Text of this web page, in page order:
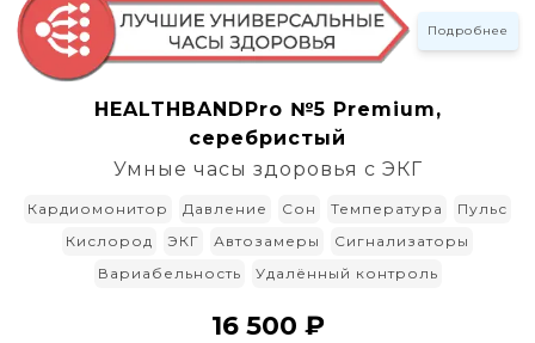
Подробнее
HEALTHBANDPro №5 Premium,
серебристый
Умные часы здоровья с ЭКГ
Кардиомонитор Давление Сон Температура
Пульс
Кислород
ЭКГ Автозамеры
Сигнализаторы
Вариабельность
Удалённый контроль
16 500 ₽